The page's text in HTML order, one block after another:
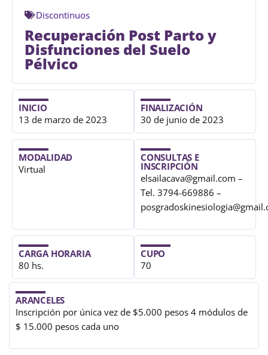
Discontinuos
Recuperación Post Parto y
Disfunciones del Suelo
Pélvico
INICIO
13 de marzo de 2023
FINALIZACIÓN
30 de junio de 2023
MODALIDAD
Virtual
CONSULTAS E
INSCRIPCIÓN
elsailacava@gmail.com –
Tel. 3794-669886 –
CARGA HORARIA
80 hs.
CUPO
70
ARANCELES
Inscripción por única vez de $5.000 pesos 4 módulos de
$ 15.000 pesos cada uno